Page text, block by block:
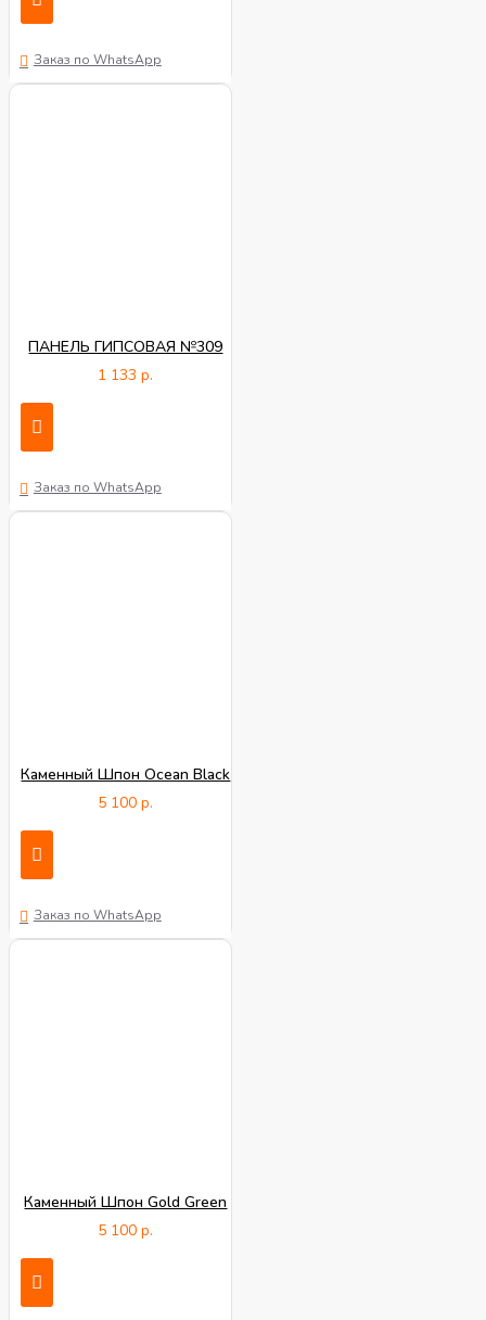
Заказ по WhatsApp
ПАНЕЛЬ ГИПСОВАЯ №309
1 133 р.
Заказ по WhatsApp
Каменный Шпон Ocean Black
5 100 р.
Заказ по WhatsApp
Каменный Шпон Gold Green
5 100 р.